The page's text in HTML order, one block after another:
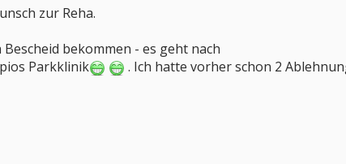
zur Reha.
bekommen - es geht nach
Parkklinik
. Ich hatte vorher schon 2